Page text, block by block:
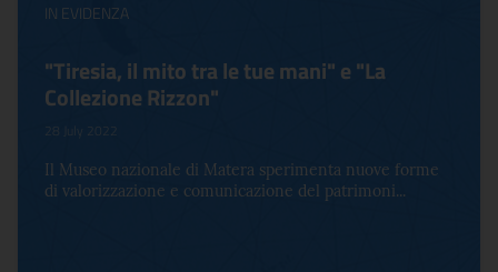
IN EVIDENZA
"Tiresia, il mito tra le tue mani" e "La
Collezione Rizzon"
28 July 2022
Il Museo nazionale di Matera sperimenta nuove forme
di valorizzazione e comunicazione del patrimoni...